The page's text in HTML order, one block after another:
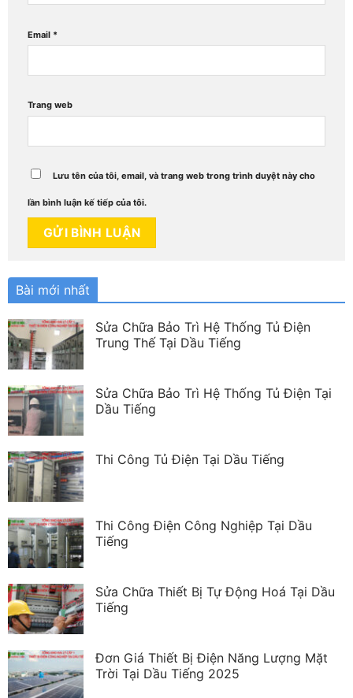
Email *
Trang web
Lưu tên của tôi, email, và trang web trong trình duyệt này cho
lần bình luận kế tiếp của tôi.
Bài mới nhất
Sửa Chữa Bảo Trì Hệ Thống Tủ Điện
Trung Thế Tại Dầu Tiếng
Sửa Chữa Bảo Trì Hệ Thống Tủ Điện Tại
Dầu Tiếng
Thi Công Tủ Điện Tại Dầu Tiếng
Thi Công Điện Công Nghiệp Tại Dầu
Tiếng
Sửa Chữa Thiết Bị Tự Động Hoá Tại Dầu
Tiếng
Đơn Giá Thiết Bị Điện Năng Lượng Mặt
Trời Tại Dầu Tiếng 2025